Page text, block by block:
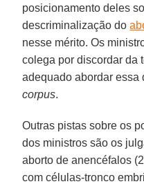
posicionamento deles
descriminalização do
nesse mérito. Os
colega por discordar da
adequado abordar
corpus.
Outras pistas sobre os
dos ministros são os
aborto de anencéfalos
com células-tronco